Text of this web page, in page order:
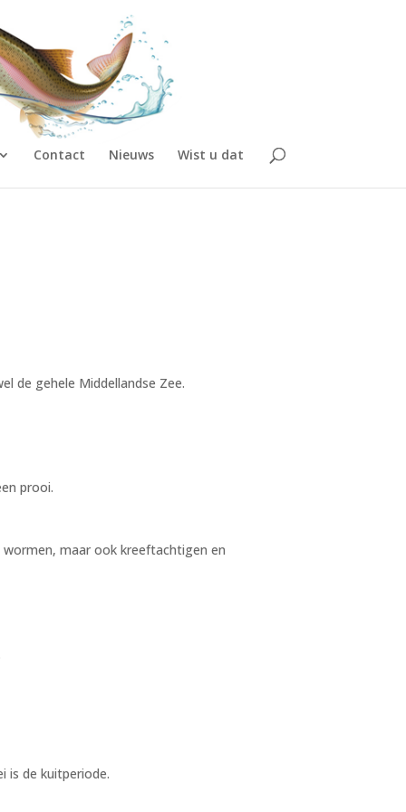
Contact Nieuws Wist u dat
de gehele Middellandse Zee.
prooi.
maar ook kreeftachtigen en
is de kuitperiode.